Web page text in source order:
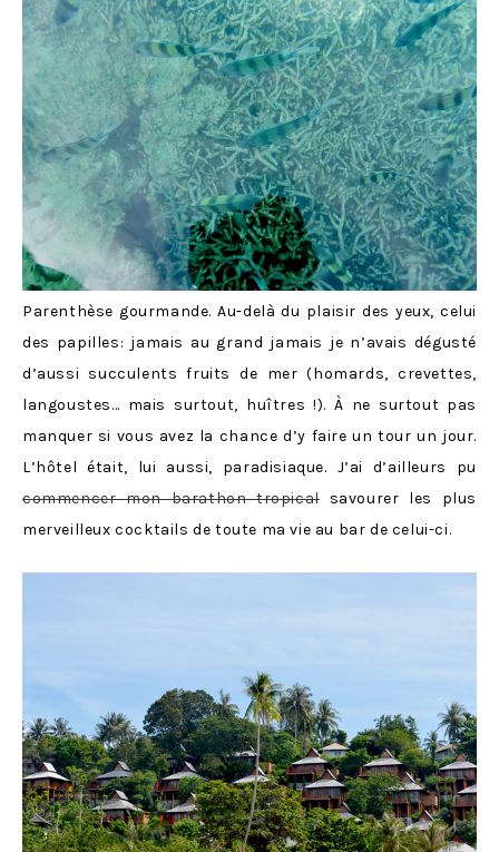
Parenthèse gourmande. Au-delà du plaisir des yeux, celui
des papilles: jamais au grand jamais je n’avais dégusté
d’aussi succulents fruits de mer (homards, crevettes,
langoustes… mais surtout, huîtres !). À ne surtout pas
manquer si vous avez la chance d’y faire un tour un jour.
L’hôtel était, lui aussi, paradisiaque. J’ai d’ailleurs pu
commencer mon barathon tropicalsavourer les plus
merveilleux cocktails de toute ma vie au bar de celui-ci.